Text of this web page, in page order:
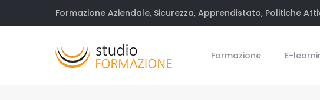
Formazione Aziendale, Sicurezza, Apprendistato, Politiche
Formazione E-